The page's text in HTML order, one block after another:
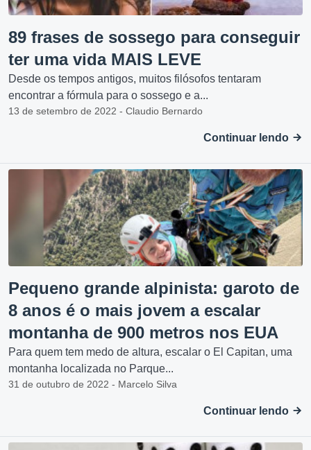
89 frases de sossego para conseguir
ter uma vida MAIS LEVE
Desde os tempos antigos, muitos filósofos tentaram
encontrar a fórmula para o sossego e a...
13 de setembro de 2022 - Claudio Bernardo
Continuar lendo
Pequeno grande alpinista: garoto de
8 anos é o mais jovem a escalar
montanha de 900 metros nos EUA
Para quem tem medo de altura, escalar o El Capitan, uma
montanha localizada no Parque...
31 de outubro de 2022 - Marcelo Silva
Continuar lendo